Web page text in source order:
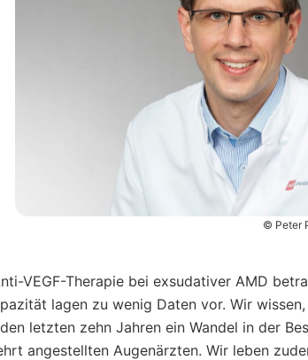
© Peter
VEGF-Therapie bei exsudativer AMD
lagen zu wenig Daten vor. Wir
letzten zehn Jahren ein Wandel in der
angestellten Augenärzten. Wir leben